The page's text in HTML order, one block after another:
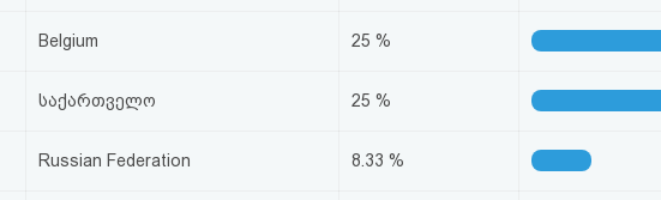
Belgium 25 %
საქართველო 25 %
Russian Federation 8.33 %